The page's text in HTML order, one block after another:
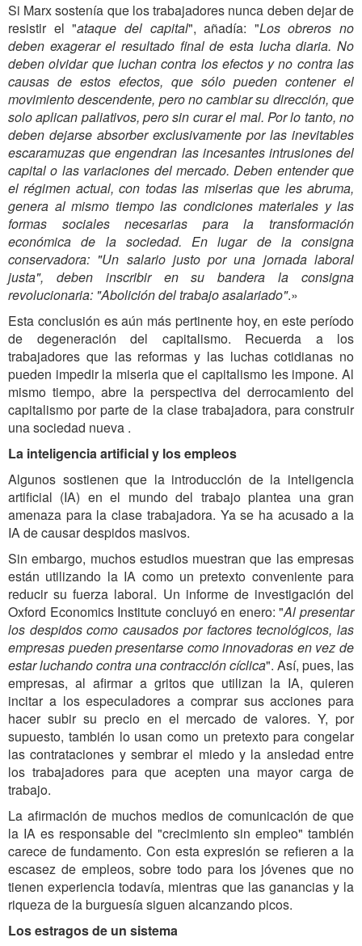
Si Marx sostenía que los trabajadores nunca deben dejar de
resistir el "ataque del capital", añadía: "Los obreros no
deben exagerar el resultado final de esta lucha diaria. No
deben olvidar que luchan contra los efectos y no contra las
causas de estos efectos, que sólo pueden contener el
movimiento descendente, pero no cambiar su dirección, que
solo aplican paliativos, pero sin curar el mal. Por lo tanto, no
deben dejarse absorber exclusivamente por las inevitables
escaramuzas que engendran las incesantes intrusiones del
capital o las variaciones del mercado. Deben entender que
el régimen actual, con todas las miserias que les abruma,
genera al mismo tiempo las condiciones materiales y las
formas sociales necesarias para la transformación
económica de la sociedad. En lugar de la consigna
conservadora: "Un salario justo por una jornada laboral
justa", deben inscribir en su bandera la consigna
revolucionaria: "Abolición del trabajo asalariado".»
Esta conclusión es aún más pertinente hoy, en este período
de degeneración del capitalismo. Recuerda a los
trabajadores que las reformas y las luchas cotidianas no
pueden impedir la miseria que el capitalismo les impone. Al
mismo tiempo, abre la perspectiva del derrocamiento del
capitalismo por parte de la clase trabajadora, para construir
una sociedad nueva .
La inteligencia artificial y los empleos
Algunos sostienen que la introducción de la inteligencia
artificial (IA) en el mundo del trabajo plantea una gran
amenaza para la clase trabajadora. Ya se ha acusado a la
IA de causar despidos masivos.
Sin embargo, muchos estudios muestran que las empresas
están utilizando la IA como un pretexto conveniente para
reducir su fuerza laboral. Un informe de investigación del
Oxford Economics Institute concluyó en enero: "Al presentar
los despidos como causados por factores tecnológicos, las
empresas pueden presentarse como innovadoras en vez de
estar luchando contra una contracción cíclica". Así, pues, las
empresas, al afirmar a gritos que utilizan la IA, quieren
incitar a los especuladores a comprar sus acciones para
hacer subir su precio en el mercado de valores. Y, por
supuesto, también lo usan como un pretexto para congelar
las contrataciones y sembrar el miedo y la ansiedad entre
los trabajadores para que acepten una mayor carga de
trabajo.
La afirmación de muchos medios de comunicación de que
la IA es responsable del "crecimiento sin empleo" también
carece de fundamento. Con esta expresión se refieren a la
escasez de empleos, sobre todo para los jóvenes que no
tienen experiencia todavía, mientras que las ganancias y la
riqueza de la burguesía siguen alcanzando picos.
Los estragos de un sistema